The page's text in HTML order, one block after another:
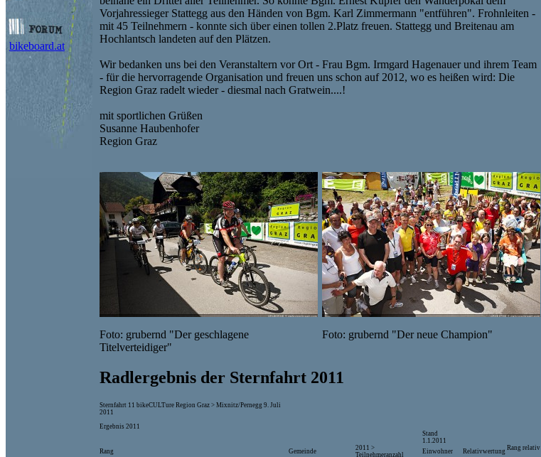
bikeboard.at
Vorjahressieger Stattegg aus den Händen von Bgm. Karl Zimmermann "entführen". Frohnleiten -
mit 45 Teilnehmern - konnte sich über einen tollen 2.Platz freuen. Stattegg und Breitenau am
Hochlantsch landeten auf den Plätzen.
Wir bedanken uns bei den Veranstaltern vor Ort - Frau Bgm. Irmgard Hagenauer und ihrem Team
- für die hervorragende Organisation und freuen uns schon auf 2012, wo es heißen wird: Die
Region Graz radelt wieder - diesmal nach Gratwein....!
mit sportlichen Grüßen
Susanne Haubenhofer
Region Graz
Foto: grubernd "Der geschlagene
Titelverteidiger"
Foto: grubernd "Der neue Champion"
Radlergebnis der Sternfahrt 2011
Sternfahrt 11 bikeCULTure Region Graz > Mixnitz/Pernegg 9. Juli
2011
Ergebnis 2011
Stand
1.1.2011
Rang
Gemeinde
2011 >
Teilnehmeranzahl
Einwohner Relativwertung Rang relativ